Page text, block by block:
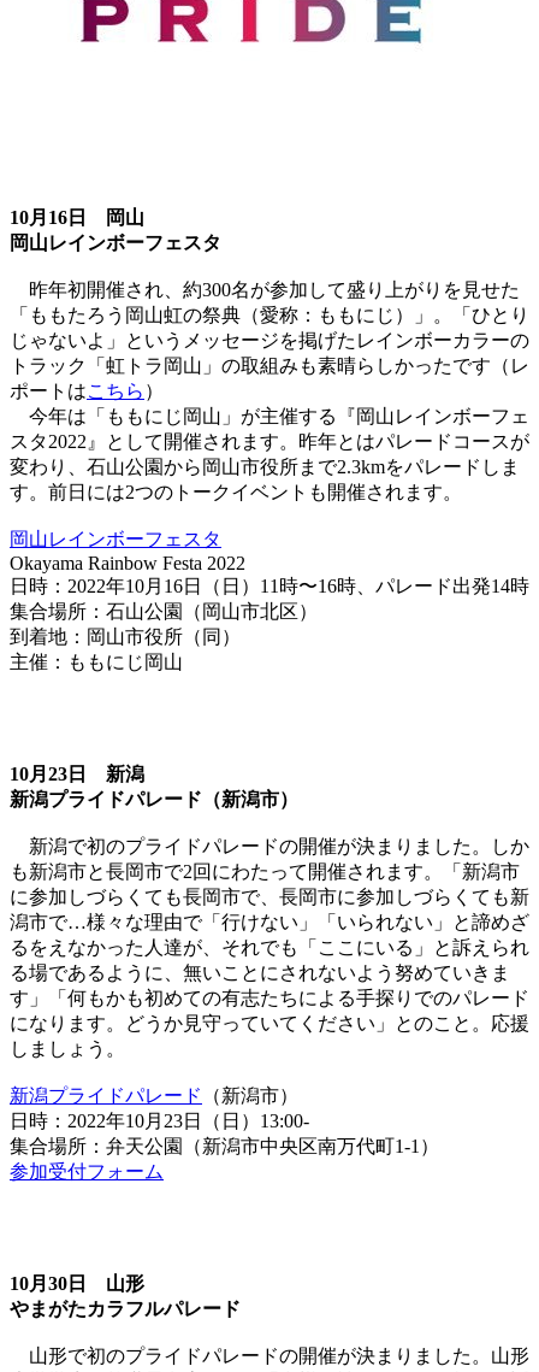
10月16日 岡山
岡山レインボーフェスタ
昨年初開催され、約300名が参加して盛り上がりを見せた
「ももたろう岡山虹の祭典（愛称：ももにじ）」。「ひとり
じゃないよ」というメッセージを掲げたレインボーカラーの
トラック「虹トラ岡山」の取組みも素晴らしかったです（レ
ポートはこちら ）
今年は「ももにじ岡山」が主催する『岡山レインボーフェ
スタ2022』として開催されます。昨年とはパレードコースが
変わり、石山公園から岡山市役所まで2.3kmをパレードしま
す。前日には2つのトークイベントも開催されます。
岡山レインボーフェスタ
Okayama Rainbow Festa 2022
日時：2022年10月16日（日）11時〜16時、パレード出発14時
集合場所：石山公園（岡山市北区）
到着地：岡山市役所（同）
主催：ももにじ岡山
10月23日 新潟
新潟プライドパレード（新潟市）
新潟で初のプライドパレードの開催が決まりました。しか
も新潟市と長岡市で2回にわたって開催されます。「新潟市
に参加しづらくても長岡市で、長岡市に参加しづらくても新
潟市で…様々な理由で「行けない」「いられない」と諦めざ
るをえなかった人達が、それでも「ここにいる」と訴えられ
る場であるように、無いことにされないよう努めていきま
す」「何もかも初めての有志たちによる手探りでのパレード
になります。どうか見守っていてください」とのこと。応援
しましょう。
新潟プライドパレード
（新潟市）
日時：2022年10月23日（日）13:00-
集合場所：弁天公園（新潟市中央区南万代町1-1）
参加受付フォーム
10月30日 山形
やまがたカラフルパレード
山形で初のプライドパレードの開催が決まりました。山形